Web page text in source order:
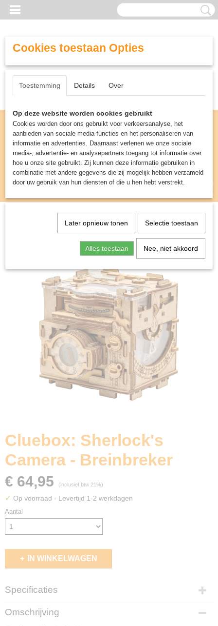
Inloggen Registreren
UW WINKELWAGEN
(0)
Spellen & Puzzels> Breinbrekers>Cluebox:
Sherlock's Camera - Breinbreker
Cluebox: Sherlock's
Camera - Breinbreker
€ 64,95 (inclusief btw 21%)
✓ Op voorraad - Levertijd 1-2 werkdagen
Aantal
IN WINKELWAGEN
Specificaties
EAN code
4262400850036
Omschrijving
Cookies toestaan Opties
Toestemming Details Over
Op deze website worden cookies gebruikt
Cookies worden door ons gebruikt voor verkeersanalyse, het
aanbieden van sociale media-functies en het personaliseren van
informatie en advertenties. Daarnaast verlenen we onze sociale
media-, advertentie- en analysepartners toegang tot informatie over
hoe u onze site gebruikt. Zij kunnen deze informatie gebruiken in
combinatie met andere gegevens die zij mogelijk hebben verzameld
door uw gebruik van hun diensten of die u hen hebt verstrekt.
Later opnieuw tonen Selectie toestaan
Alles toestaan Nee, niet akkoord